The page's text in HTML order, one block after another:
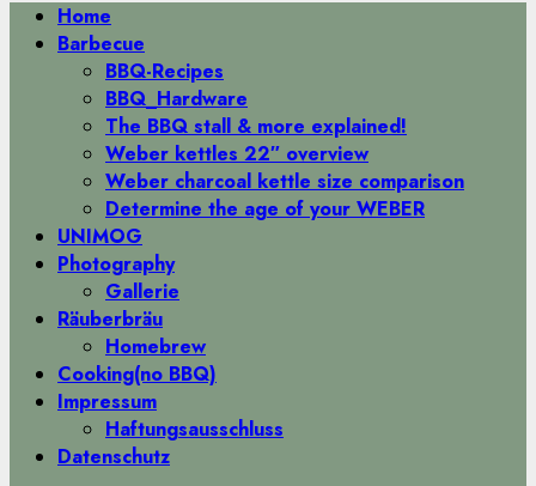
Primäres
Menü
Home
Barbecue
BBQ-Recipes
BBQ_Hardware
The BBQ stall & more explained!
Weber kettles 22″ overview
Weber charcoal kettle size comparison
Determine the age of your WEBER
UNIMOG
Photography
Gallerie
Räuberbräu
Homebrew
Cooking(no BBQ)
Impressum
Haftungsausschluss
Datenschutz